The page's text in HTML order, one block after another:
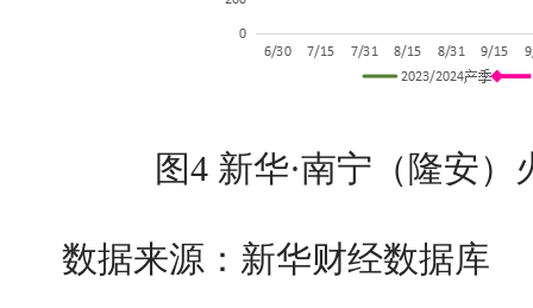
图4 新华·南宁（隆安
数据来源：新华财经数据库